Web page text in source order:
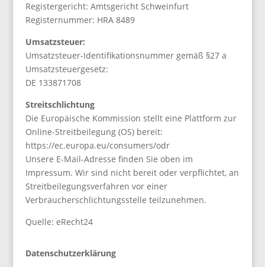
Registergericht: Amtsgericht Schweinfurt
Registernummer: HRA 8489
Umsatzsteuer:
Umsatzsteuer-Identifikationsnummer gemäß §27 a
Umsatzsteuergesetz:
DE 133871708
Streitschlichtung
Die Europäische Kommission stellt eine Plattform zur
Online-Streitbeilegung (OS) bereit:
https://ec.europa.eu/consumers/odr
Unsere E-Mail-Adresse finden Sie oben im
Impressum. Wir sind nicht bereit oder verpflichtet, an
Streitbeilegungsverfahren vor einer
Verbraucherschlichtungsstelle teilzunehmen.
Quelle: eRecht24
Datenschutzerklärung